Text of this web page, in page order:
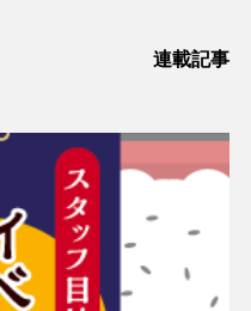
連載記事